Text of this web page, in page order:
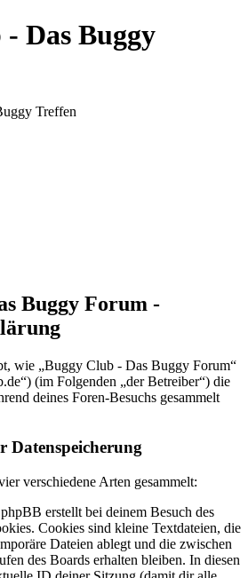
Das Buggy
Treffen
Buggy Forum -
wie „Buggy Club - Das Buggy Forum“
(im Folgenden „der Betreiber“) die
deines Foren-Besuchs gesammelt
Datenspeicherung
verschiedene Arten gesammelt:
erstellt bei deinem Besuch des
Cookies sind kleine Textdateien, die
Dateien ablegt und die zwischen
des Boards erhalten bleiben. In diesen